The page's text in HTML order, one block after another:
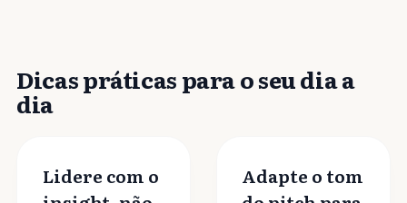
Dicas práticas para o seu dia a
dia
Lidere com o
Adapte o tom